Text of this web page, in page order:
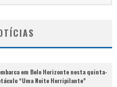
em Belo Horizonte nesta quinta-
“Uma Noite Horripilante”